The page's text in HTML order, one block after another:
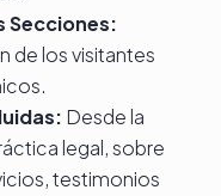
Secciones:
de los visitantes
Desde la
legal, sobre
testimonios